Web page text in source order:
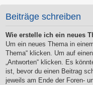
Beiträge schreiben
Wie erstelle ich ein neues
Um ein neues Thema in
Thema“ klicken. Um auf
„Antworten“ klicken. Es
ist, bevor du einen Beitrag
jeweils am Ende der Foren-